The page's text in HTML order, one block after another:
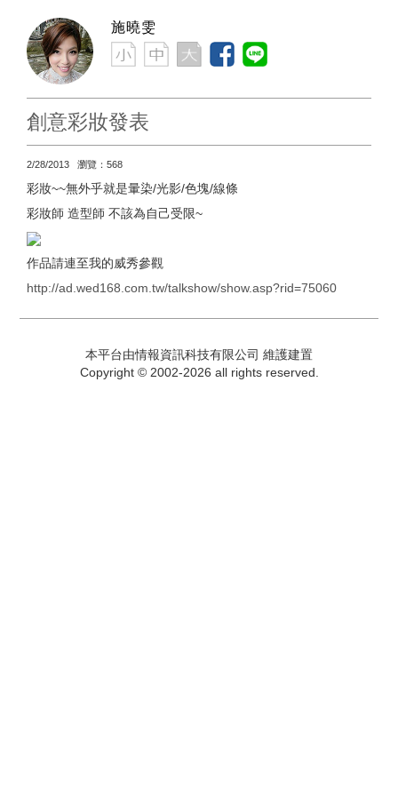
施曉雯
創意彩妝發表
2/28/2013 瀏覽：568
彩妝~~無外乎就是暈染/光影/色塊/線條
彩妝師 造型師 不該為自己受限~
作品請連至我的威秀參觀
http://ad.wed168.com.tw/talkshow/show.asp?rid=75060
本平台由情報資訊科技有限公司 維護建置
Copyright © 2002-2026 all rights reserved.